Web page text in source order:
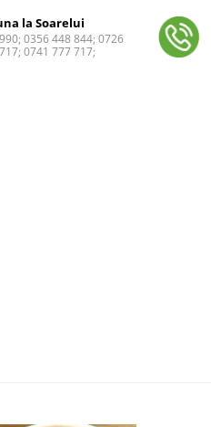
la Soarelui
0356 448 844; 0726
0741 777 717;